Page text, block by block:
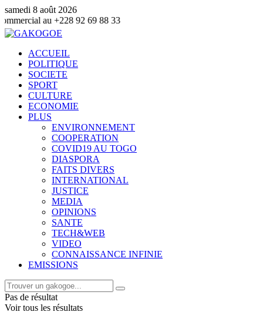
samedi 8 août 2026
92 69 88 33
ACCUEIL
POLITIQUE
SOCIETE
SPORT
CULTURE
ECONOMIE
PLUS
ENVIRONNEMENT
COOPERATION
COVID19 AU TOGO
DIASPORA
FAITS DIVERS
INTERNATIONAL
JUSTICE
MEDIA
OPINIONS
SANTE
TECH&WEB
VIDEO
CONNAISSANCE INFINIE
EMISSIONS
Pas de résultat
Voir tous les résultats